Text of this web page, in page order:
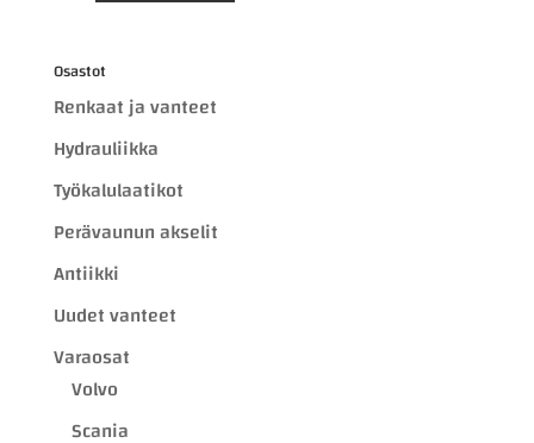
Osastot
Renkaat ja vanteet
Hydrauliikka
Työkalulaatikot
Perävaunun akselit
Antiikki
Uudet vanteet
Varaosat
Volvo
Scania